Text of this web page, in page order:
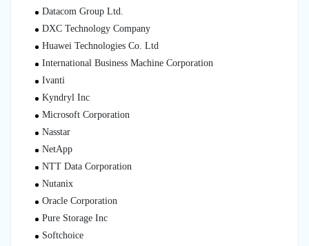
Datacom Group Ltd.
DXC Technology Company
Huawei Technologies Co. Ltd
International Business Machine Corporation
Ivanti
Kyndryl Inc
Microsoft Corporation
Nasstar
NetApp
NTT Data Corporation
Nutanix
Oracle Corporation
Pure Storage Inc
Softchoice